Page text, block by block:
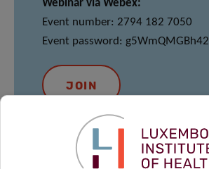
Webinar via Webex:
Event number: 2794 182 7050
Event password: g5WmQMGBh42
JOIN
MEET & EAT